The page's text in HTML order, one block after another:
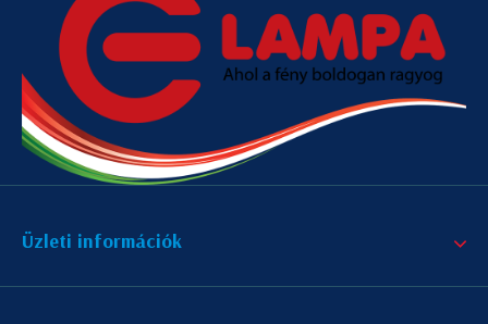
Üzleti információk